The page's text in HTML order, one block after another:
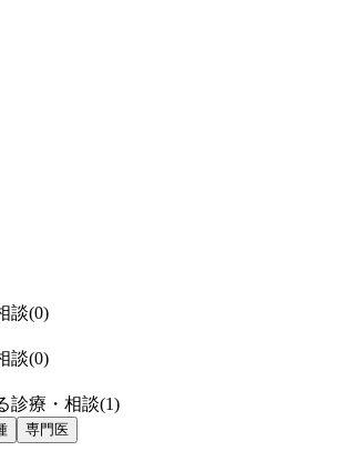
談(0)
談(0)
診療・相談(1)
専門医